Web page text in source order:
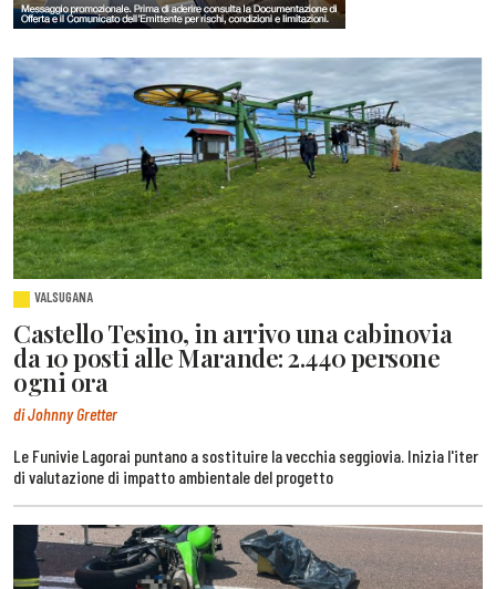
VALSUGANA
Castello Tesino, in arrivo una cabinovia
da 10 posti alle Marande: 2.440 persone
ogni ora
di Johnny Gretter
Le Funivie Lagorai puntano a sostituire la vecchia seggiovia. Inizia l'iter
di valutazione di impatto ambientale del progetto